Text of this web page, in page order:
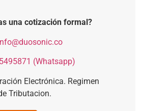
una cotización formal?
(Whatsapp)
Electrónica. Regimen
Tributacion.